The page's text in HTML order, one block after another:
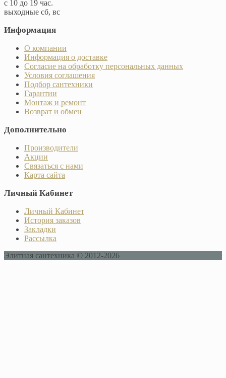
с 10 до 19 час.
выходные сб, вс
Информация
О компании
Информация о доставке
Согласие на обработку персональных данных
Условия соглашения
Подбор сантехники
Гарантии
Монтаж и ремонт
Возврат и обмен
Дополнительно
Производители
Акции
Связаться с нами
Карта сайта
Личный Кабинет
Личный Кабинет
История заказов
Закладки
Рассылка
Элитная сантехника © 2012-2026